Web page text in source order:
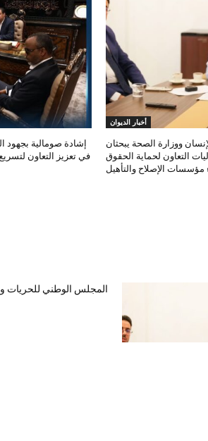
أخبار الديوان
ووزارة الصحة يبحثان
التعاون لحماية الحقوق
مؤسسات الإصلاح والتأهيل
إشادة صومالية بجهود
في تعزيز التعاون
المجلس الوطني للحريات